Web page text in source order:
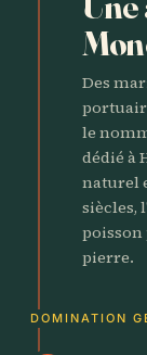
Des
le
dédié à
naturel
siècles,
poisson
pierre.
DOMINATION